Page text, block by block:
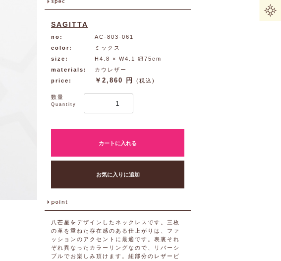
SAGITTA
no:
AC-803-061
color:
ミックス
size:
H4.8 × W4.1 紐75cm
materials:
カウレザー
price:
￥2,860 円 (税込)
数量
Quantity
カートに入れる
お気に入りに追加
八芒星をデザインしたネックレスです。三枚
の革を重ねた存在感のある仕上がりは、ファ
ッションのアクセントに最適です。表裏それ
ぞれ異なったカラーリングなので、リバーシ
ブルでお楽しみ頂けます。紐部分のレザービ